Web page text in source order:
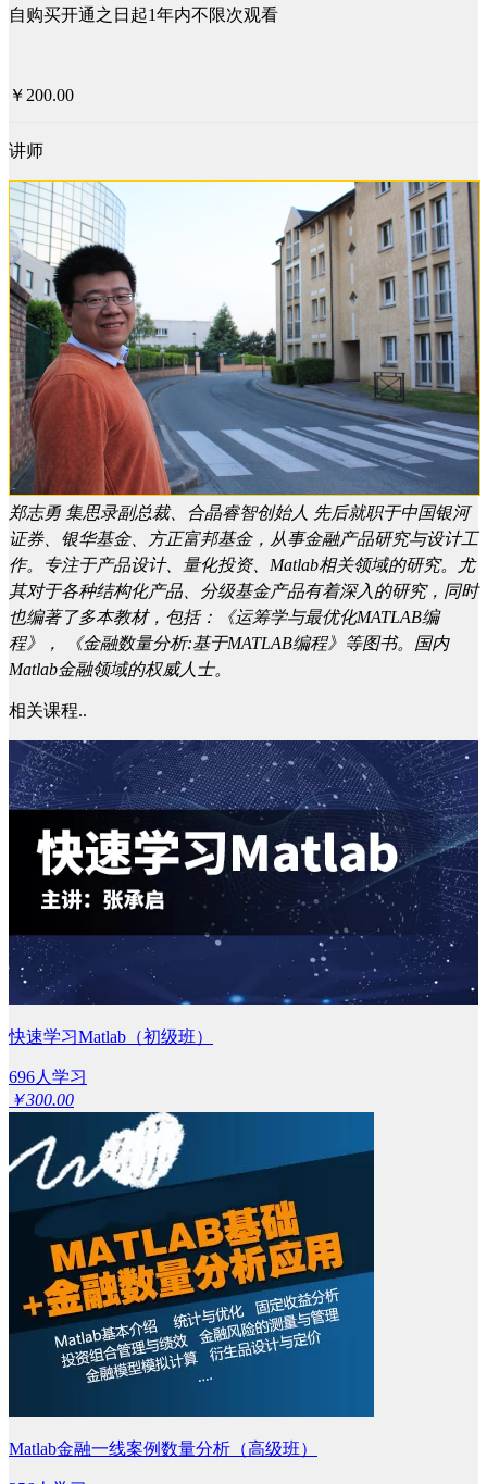
自购买开通之日起1年内不限次观看
￥200.00
讲师
郑志勇 集思录副总裁、合晶睿智创始人 先后就职于中国银河
证券、银华基金、方正富邦基金，从事金融产品研究与设计工
作。专注于产品设计、量化投资、Matlab相关领域的研究。尤
其对于各种结构化产品、分级基金产品有着深入的研究，同时
也编著了多本教材，包括：《运筹学与最优化MATLAB编
程》， 《金融数量分析:基于MATLAB编程》等图书。国内
Matlab金融领域的权威人士。
相关课程..
快速学习Matlab（初级班）
696人学习
￥300.00
Matlab金融一线案例数量分析（高级班）